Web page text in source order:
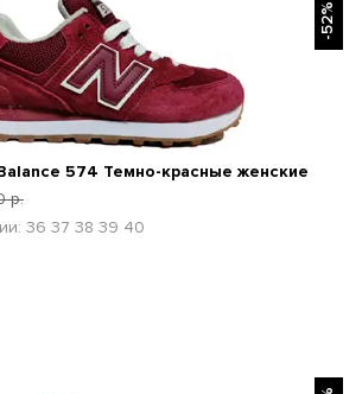
-52%
574 Темно-красные женские
р.
36 37 38 39 40